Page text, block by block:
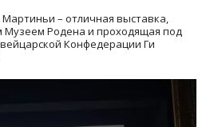
– отличная выставка,
Музеем Родена и проходящая под
Конфедерации Ги